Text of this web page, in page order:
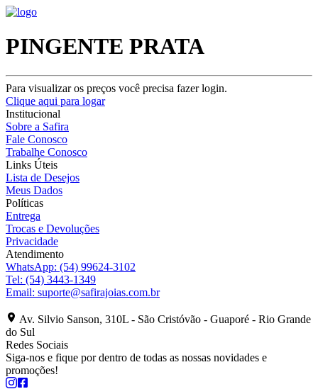
PINGENTE PRATA
Para visualizar os preços você precisa fazer login.
Clique aqui para logar
Institucional
Sobre a Safira
Fale Conosco
Trabalhe Conosco
Links Úteis
Lista de Desejos
Meus Dados
Políticas
Entrega
Trocas e Devoluções
Privacidade
Atendimento
WhatsApp: (54) 99624-3102
Tel: (54) 3443-1349
Email: suporte@safirajoias.com.br
Av. Silvio Sanson, 310L - São Cristóvão - Guaporé - Rio Grande
do Sul
Redes Sociais
Siga-nos e fique por dentro de todas as nossas novidades e
promoções!